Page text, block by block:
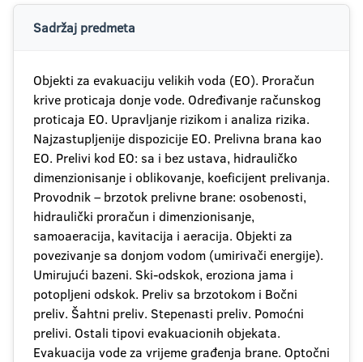
Sadržaj predmeta
Objekti za evakuaciju velikih voda (EO). Proračun
krive proticaja donje vode. Određivanje računskog
proticaja EO. Upravljanje rizikom i analiza rizika.
Najzastupljenije dispozicije EO. Prelivna brana kao
EO. Prelivi kod EO: sa i bez ustava, hidrauličko
dimenzionisanje i oblikovanje, koeficijent prelivanja.
Provodnik – brzotok prelivne brane: osobenosti,
hidraulički proračun i dimenzionisanje,
samoaeracija, kavitacija i aeracija. Objekti za
povezivanje sa donjom vodom (umirivači energije).
Umirujući bazeni. Ski-odskok, eroziona jama i
potopljeni odskok. Preliv sa brzotokom i Bočni
preliv. Šahtni preliv. Stepenasti preliv. Pomoćni
prelivi. Ostali tipovi evakuacionih objekata.
Evakuacija vode za vrijeme građenja brane. Optočni